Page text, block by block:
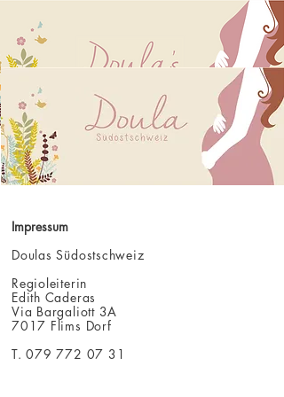
Impressum
Doulas Südostschweiz
Regioleiterin
Edith Caderas
Via Bargaliott 3A
7017 Flims Dorf
T.079 772 07 31